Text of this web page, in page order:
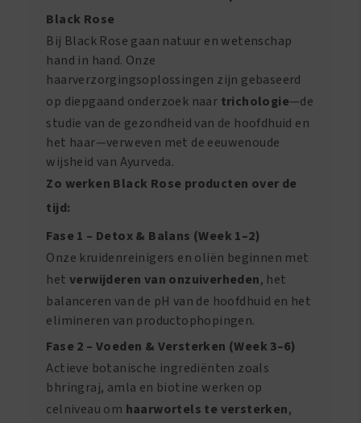
Black Rose
Bij Black Rose gaan natuur en wetenschap
hand in hand. Onze
haarverzorgingsoplossingen zijn gebaseerd
op diepgaand onderzoek naar trichologie—de
studie van de gezondheid van de hoofdhuid en
het haar—verweven met de eeuwenoude
wijsheid van Ayurveda.
Zo werken Black Rose producten over de
tijd:
Fase 1 – Detox & Balans (Week 1–2)
Onze kruidenreinigers en oliën beginnen met
het verwijderen van onzuiverheden, het
balanceren van de pH van de hoofdhuid en het
elimineren van productophopingen.
Fase 2 – Voeden & Versterken (Week 3–6)
Actieve botanische ingrediënten zoals
bhringraj, amla en biotine werken op
celniveau om haarwortels te versterken,